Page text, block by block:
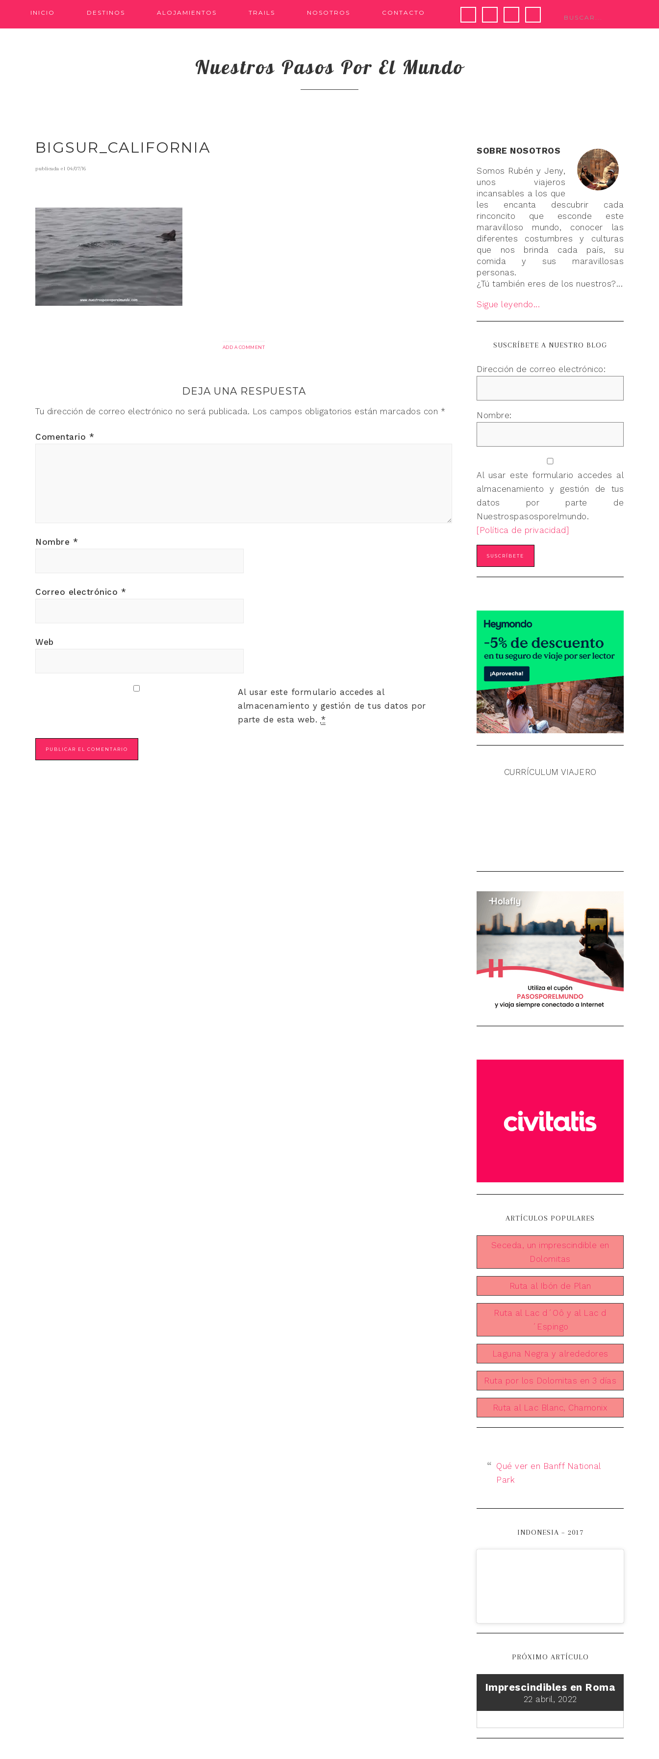
INICIO DESTINOS ALOJAMIENTOS TRAILS NOSOTROS CONTACTO
Nuestros Pasos Por El Mundo
BIGSUR_CALIFORNIA
publicada el 04/07/16
ADD A COMMENT
DEJA UNA RESPUESTA
Tu dirección de correo electrónico no será publicada. Los campos obligatorios están marcados con *
Comentario *
Nombre *
Correo electrónico *
Web
Al usar este formulario accedes al
almacenamiento y gestión de tus datos por
parte de esta web. *
SOBRE NOSOTROS
Somos Rubén y Jeny,
unos viajeros
incansables a los que
les encanta descubrir cada
rinconcito que esconde este
maravilloso mundo, conocer las
diferentes costumbres y culturas
que nos brinda cada país, su
comida y sus maravillosas
personas.
¿Tú también eres de los nuestros?...
Sigue leyendo...
SUSCRÍBETE A NUESTRO BLOG
Dirección de correo electrónico:
Nombre:
Al usar este formulario accedes al
almacenamiento y gestión de tus
datos por parte de
Nuestrospasosporelmundo.
[Política de privacidad]
CURRÍCULUM VIAJERO
ARTÍCULOS POPULARES
Seceda, un imprescindible en
Dolomitas
Ruta al Ibón de Plan
Ruta al Lac d´Oô y al Lac d
´Espingo
Laguna Negra y alrededores
Ruta por los Dolomitas en 3 días
Ruta al Lac Blanc, Chamonix
Qué ver en Banff National
Park
INDONESIA – 2017
PRÓXIMO ARTÍCULO
Imprescindibles en Roma
22 abril, 2022